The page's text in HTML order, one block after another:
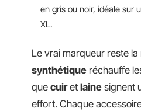
en gris ou noir, idéale sur
XL.
Le vrai marqueur reste la
synthétique réchauffe
que cuiret laine signent
effort. Chaque